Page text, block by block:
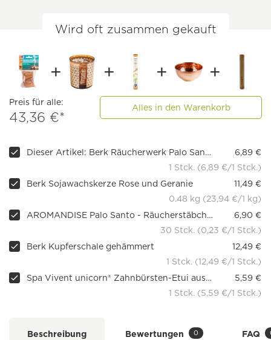
Wird oft zusammen gekauft
Preis für alle:
43,36 €*
Alles in den Warenkorb
Dieser Artikel: Berk Räucherwerk Palo Santo Räucherkegel
6,89 €
1 Stck. (6,89 €/1 Stck.)
Berk Sojawachskerze Rose und Geranie
11,49 €
0.48 kg (23,94 €/1 kg)
AROMANDISE Palo Santo - Räucherstäbchen
6,90 €
30 Stck. (0,23 €/1 Stck.)
Berk Kupferschale gehämmert
12,49 €
1 Stck. (12,49 €/1 Stck.)
Spa Vivent unicorn® Zahnbürsten-Etui aus Bambus
5,59 €
1 Stck. (5,59 €/1 Stck.)
Beschreibung Bewertungen 0 FAQ